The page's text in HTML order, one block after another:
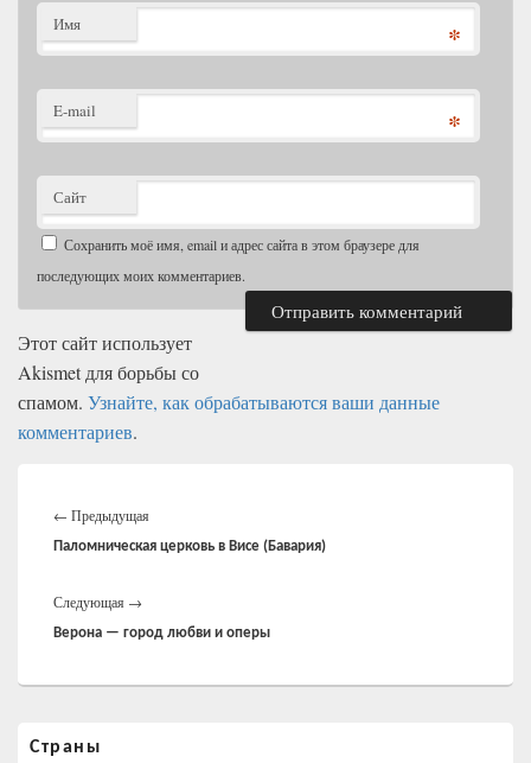
Имя *
E-mail *
Сайт
Сохранить моё имя, email и адрес сайта в этом браузере для
последующих моих комментариев.
Этот сайт использует
Akismet для борьбы со
спамом. Узнайте, как обрабатываются ваши данные
комментариев.
по
записям
← Предыдущая
запись:
Паломническая церковь в Висе (Бавария)
Следующая →
запись:
Верона — город любви и оперы
основной
Страны